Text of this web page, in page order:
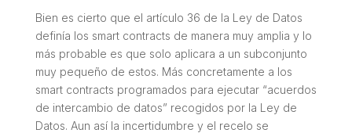
Bien es cierto que el artículo 36 de la Ley de Datos
definía los smart contracts de manera muy amplia y lo
más probable es que solo aplicara a un subconjunto
muy pequeño de estos. Más concretamente a los
smart contracts programados para ejecutar “acuerdos
de intercambio de datos” recogidos por la Ley de
Datos. Aun así la incertidumbre y el recelo se